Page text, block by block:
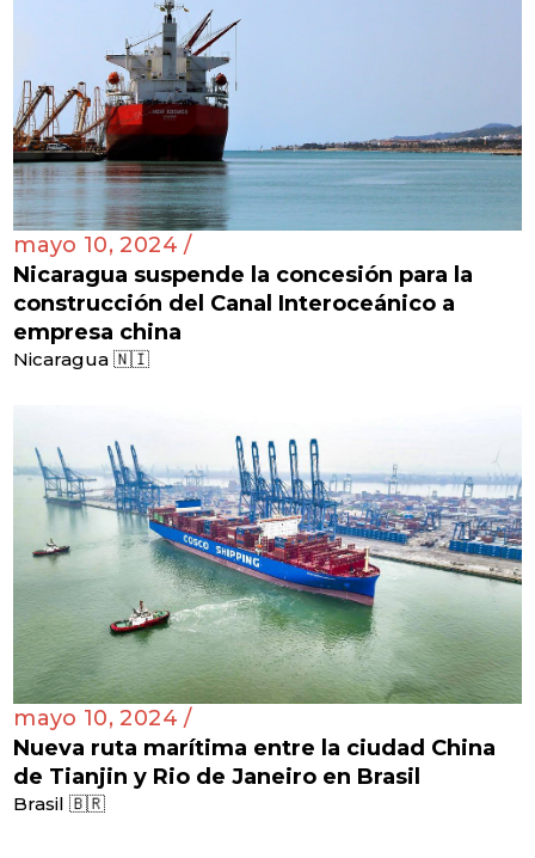
mayo 10, 2024 /
Nicaragua suspende la concesión para la
construcción del Canal Interoceánico a
empresa china
Nicaragua 🇳🇮
mayo 10, 2024 /
Nueva ruta marítima entre la ciudad China
de Tianjin y Rio de Janeiro en Brasil
Brasil 🇧🇷